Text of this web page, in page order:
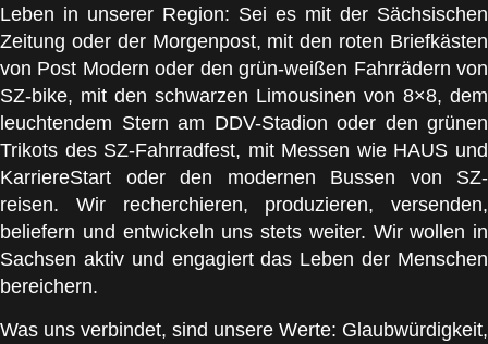
Leben in unserer Region: Sei es mit der Sächsischen
Zeitung oder der Morgenpost, mit den roten Briefkästen
von Post Modern oder den grün-weißen Fahrrädern von
SZ-bike, mit den schwarzen Limousinen von 8×8, dem
leuchtendem Stern am DDV-Stadion oder den grünen
Trikots des SZ-Fahrradfest, mit Messen wie HAUS und
KarriereStart oder den modernen Bussen von SZ-
reisen. Wir recherchieren, produzieren, versenden,
beliefern und entwickeln uns stets weiter. Wir wollen in
Sachsen aktiv und engagiert das Leben der Menschen
bereichern.
Was uns verbindet, sind unsere Werte: Glaubwürdigkeit,